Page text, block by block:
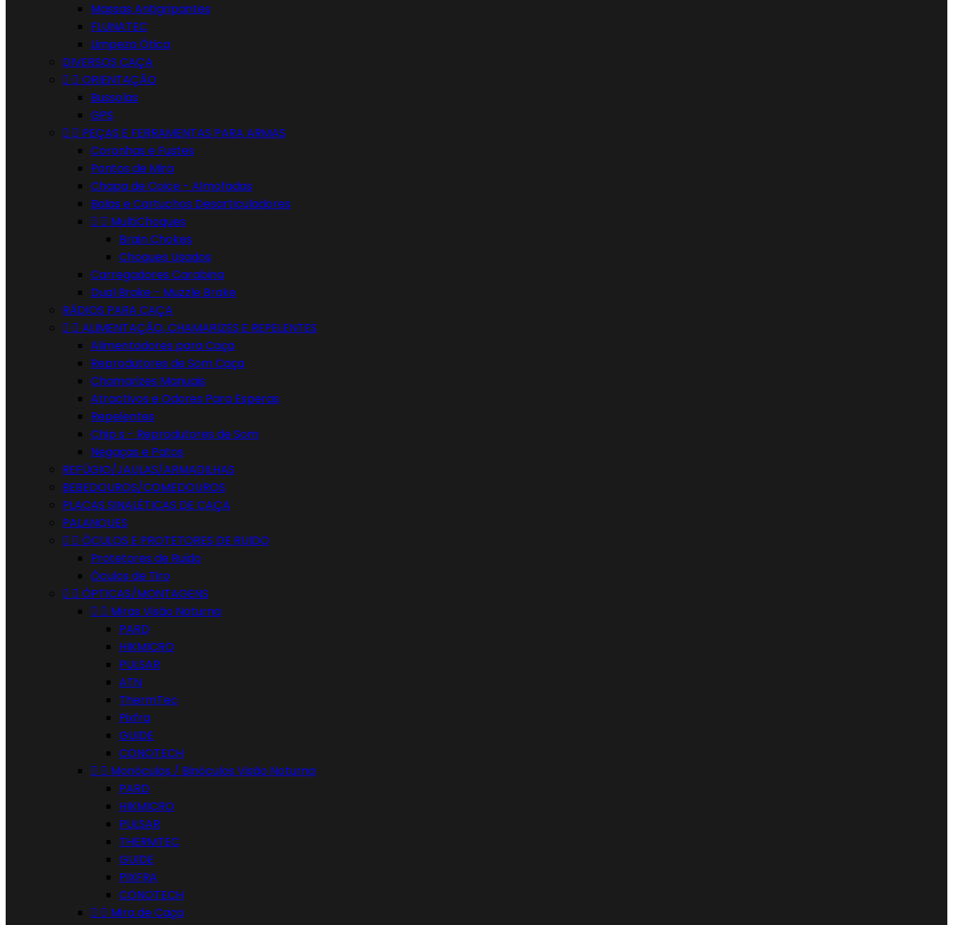
Massas Antigripantes
FLUNATEC
Limpeza Ótica
DIVERSOS CAÇA
  ORIENTAÇÃO
Bussolas
GPS
  PEÇAS E FERRAMENTAS PARA ARMAS
Coronhas e Fustes
Pontos de Mira
Chapa de Coice - Almofadas
Balas e Cartuchos Desarticuladores
  MultiChoques
Brain Chokes
Choques Usados
Carregadores Carabina
Dual Brake - Muzzle Brake
RÁDIOS PARA CAÇA
  ALIMENTAÇÃO, CHAMARIZES E REPELENTES
Alimentadores para Caça
Reprodutores de Som Caça
Chamarizes Manuais
Atractivos e Odores Para Esperas
Repelentes
Chip s - Reprodutores de Som
Negaças e Patos
REFÚGIO/JAULAS/ARMADILHAS
BEBEDOUROS/COMEDOUROS
PLACAS SINALÉTICAS DE CAÇA
PALANQUES
  ÓCULOS E PROTETORES DE RUIDO
Protetores de Ruido
Óculos de Tiro
  ÓPTICAS/MONTAGENS
  Miras Visão Noturna
PARD
HIKMICRO
PULSAR
ATN
ThermTec
Pixfra
GUIDE
CONOTECH
  Monóculos / Binóculos Visão Noturna
PARD
HIKMICRO
PULSAR
THERMTEC
GUIDE
PIXFRA
CONOTECH
  Mira de Caça